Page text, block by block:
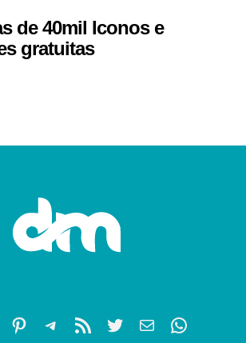
de 40mil Iconos e
gratuitas